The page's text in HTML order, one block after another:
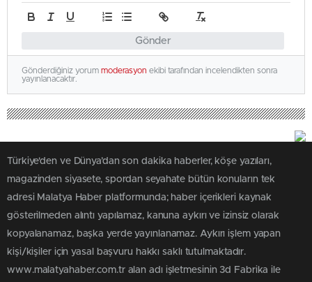
Gönder
Gönderdiğiniz yorum moderasyon ekibi tarafından incelendikten sonra
yayınlanacaktır.
Türkiye'den ve Dünya’dan son dakika haberler, köşe yazıları,
magazinden siyasete, spordan seyahate bütün konuların tek
adresi Malatya Haber platformunda; haber içerikleri kaynak
gösterilmeden alıntı yapılamaz, kanuna aykırı ve izinsiz olarak
kopyalanamaz, başka yerde yayınlanamaz. Aykırı işlem yapan
kişi/kişiler için yasal başvuru hakkı saklı tutulmaktadır.
www.malatyahaber.com.tr alan adı işletmesinin 3d Fabrika ile